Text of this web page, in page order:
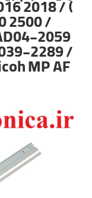
2018
2500 /
2059
2289 /
MP AF